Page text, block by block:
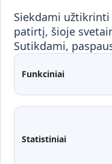
Siekdami užtikrinti
patirtį, šioje
Sutikdami,
Funkciniai
Statistiniai
Visuomenei ir
Mokymai ir
Partnerystės
Kontaktai
Administracija
Fakultetai